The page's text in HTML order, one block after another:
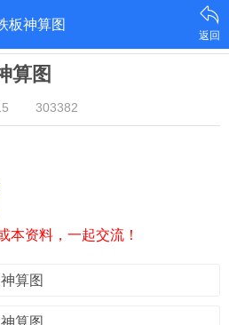
板神算图
返回
算图
303382
本资料，一起交流！
算图
算图